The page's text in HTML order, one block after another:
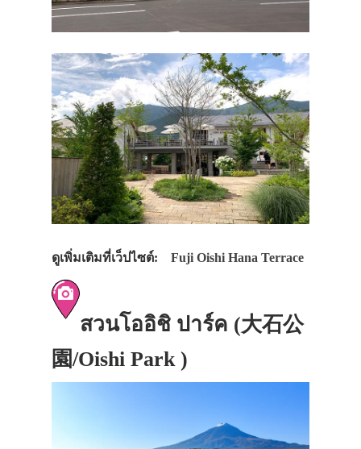
ดูเพิ่มเติมที่เว็ปไซต์: Fuji Oishi Hana Terrace
สวนโออิชิ ปาร์ค (大石公
園/Oishi Park )